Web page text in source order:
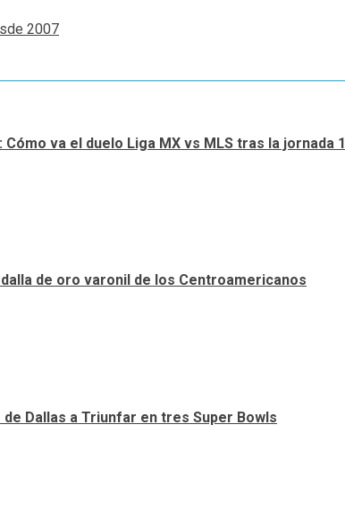
2007
va el duelo Liga MX vs MLS tras la jornada 1
de oro varonil de los Centroamericanos
Dallas a Triunfar en tres Super Bowls